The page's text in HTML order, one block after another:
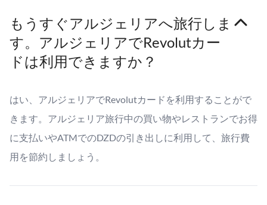
もうすぐアルジェリアへ旅行しま
す。アルジェリアでRevolutカー
ドは利用できますか？
はい、アルジェリアでRevolutカードを利用することがで
きます。アルジェリア旅行中の買い物やレストランでお得
に支払いやATMでのDZDの引き出しに利用して、旅行費
用を節約しましょう。